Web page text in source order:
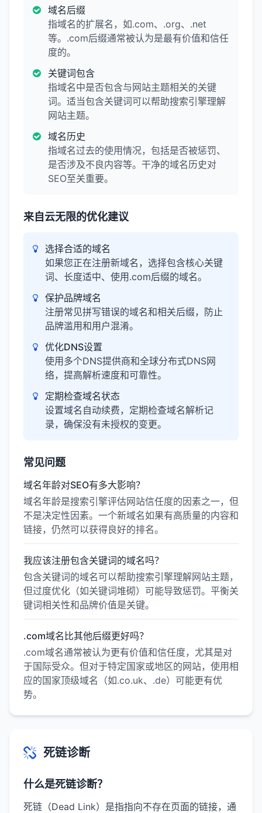
域名后缀
指域名的扩展名，如.com、.org、.net
等。.com后缀通常被认为是最有价值和信任
度的。
关键词包含
指域名中是否包含与网站主题相关的关键
词。适当包含关键词可以帮助搜索引擎理解
网站主题。
域名历史
指域名过去的使用情况，包括是否被惩罚、
是否涉及不良内容等。干净的域名历史对
SEO至关重要。
来自云无限的优化建议
选择合适的域名
如果您正在注册新域名，选择包含核心关键
词、长度适中、使用.com后缀的域名。
保护品牌域名
注册常见拼写错误的域名和相关后缀，防止
品牌滥用和用户混淆。
优化DNS设置
使用多个DNS提供商和全球分布式DNS网
络，提高解析速度和可靠性。
定期检查域名状态
设置域名自动续费，定期检查域名解析记
录，确保没有未授权的变更。
常见问题
域名年龄对SEO有多大影响？
域名年龄是搜索引擎评估网站信任度的因素之一，但
不是决定性因素。一个新域名如果有高质量的内容和
链接，仍然可以获得良好的排名。
我应该注册包含关键词的域名吗？
包含关键词的域名可以帮助搜索引擎理解网站主题，
但过度优化（如关键词堆砌）可能导致惩罚。平衡关
键词相关性和品牌价值是关键。
.com域名比其他后缀更好吗？
.com域名通常被认为更有价值和信任度，尤其是对
于国际受众。但对于特定国家或地区的网站，使用相
应的国家顶级域名（如.co.uk、.de）可能更有优
势。
死链诊断
什么是死链诊断？
死链（Dead Link）是指指向不存在页面的链接，通